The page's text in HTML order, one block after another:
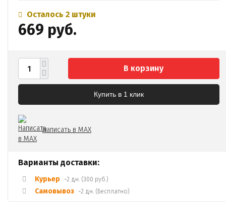
Осталось 2 штуки
669 руб.
В корзину
Купить в 1 клик
Написать в MAX
Варианты доставки:
Курьер ~2 дн. (300 руб.)
Самовывоз ~2 дн. (Бесплатно)